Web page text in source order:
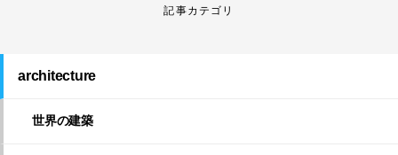
architecture
世界の建築